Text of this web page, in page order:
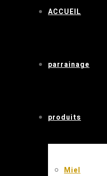
ACCUEIL
parrainage
produits
Miel